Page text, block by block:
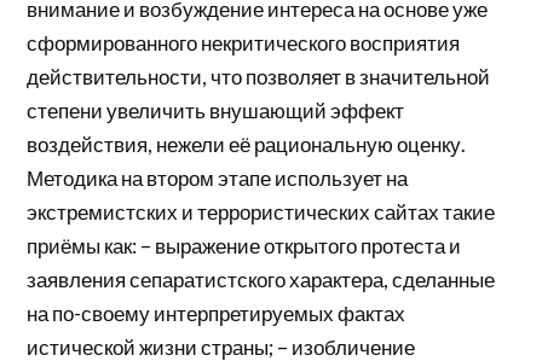
внимание и возбуждение интереса на основе уже
сформированного некритического восприятия
действительности, что позволяет в значительной
степени увеличить внушающий эффект
воздействия, нежели её рациональную оценку.
Методика на втором этапе использует на
экстремистских и террористических сайтах такие
приёмы как: – выражение открытого протеста и
заявления сепаратистского характера, сделанные
на по-своему интерпретируемых фактах
истической жизни страны; – изобличение